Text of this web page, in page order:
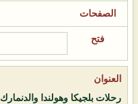
رحلات بلجيكا وهولندا والدنمارك